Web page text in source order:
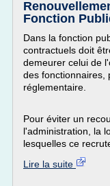
Fonction
Dans la fonction
contractuels doit
demeurer celui de
des fonctionnaires,
réglementaire.
Pour éviter un
l'administration, la
lesquelles ce
Lire la suite